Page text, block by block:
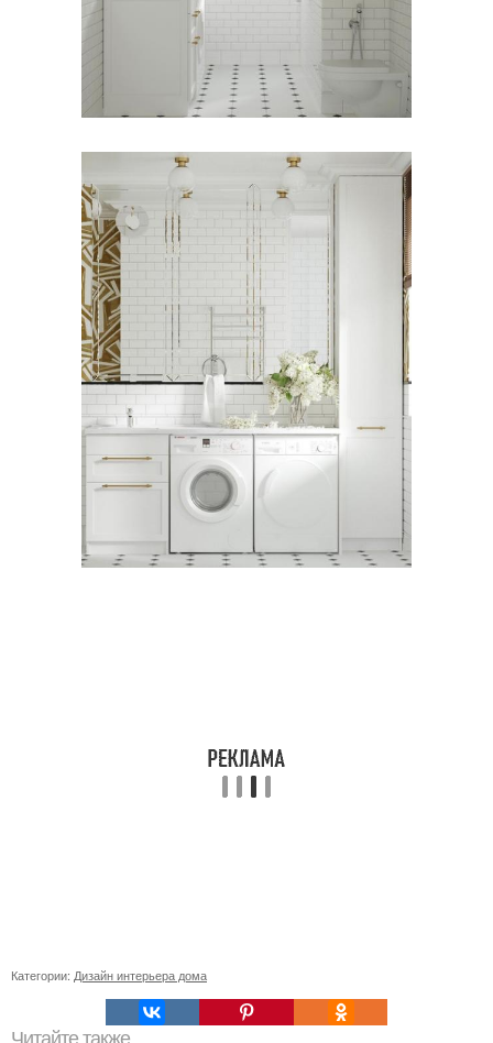
Категории: Дизайн интерьера дома